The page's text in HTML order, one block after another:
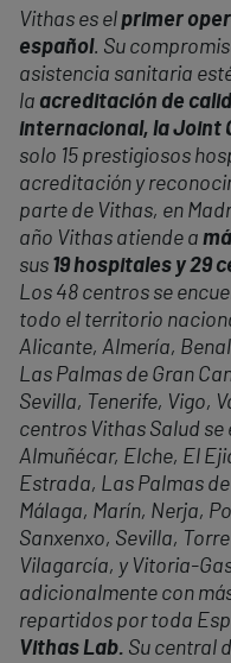
Vithas es elprimer
español. Su
asistencia sanitaria
la acreditación de
internacional, la Joint
solo 15 prestigiosos
acreditación y
parte de Vithas, en
año Vithas atiende a
sus 19 hospitales y 29
Los 48 centros se
todo el territorio
Alicante, Almería,
Las Palmas de Gran
Sevilla, Tenerife, Vigo,
centros Vithas Salud
Almuñécar, Elche, El
Estrada, Las Palmas
Málaga, Marín, Nerja,
Sanxenxo, Sevilla,
Vilagarcía, y Vitoria-
adicionalmente con
repartidos por toda
Vithas Lab. Su central